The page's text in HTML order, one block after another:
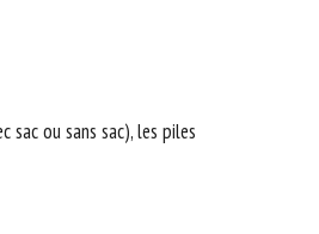
sac ou sans sac), les piles